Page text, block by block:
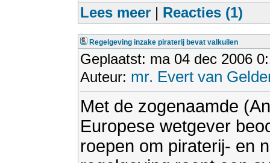
Lees meer | Reacties (1)
Regelgeving inzake piraterij bevat valkuilen
Geplaatst: ma 04 dec 2006
Auteur: mr. Evert van
Met de zogenaamde
Europese wetgever
roepen om piraterij- en